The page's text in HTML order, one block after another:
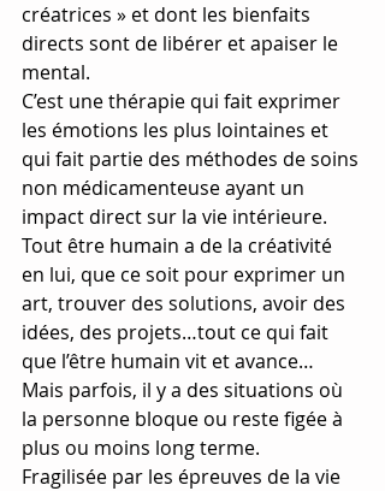
créatrices » et dont les bienfaits
directs sont de libérer et apaiser le
mental.
C’est une thérapie qui fait exprimer
les émotions les plus lointaines et
qui fait partie des méthodes de soins
non médicamenteuse ayant un
impact direct sur la vie intérieure.
Tout être humain a de la créativité
en lui, que ce soit pour exprimer un
art, trouver des solutions, avoir des
idées, des projets…tout ce qui fait
que l’être humain vit et avance…
Mais parfois, il y a des situations où
la personne bloque ou reste figée à
plus ou moins long terme.
Fragilisée par les épreuves de la vie